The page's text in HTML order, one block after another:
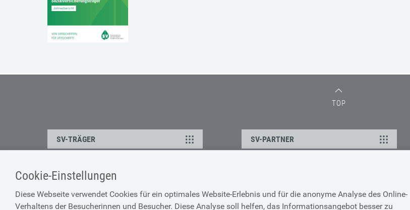
Cookie-Einstellungen
Diese Webseite verwendet Cookies für ein optimales Website-Erlebnis und für die anonyme Analyse des Online-
Verhaltens der Besucherinnen und Besucher. Diese Analyse soll helfen, das Informationsangebot besser zu
TOP
SV-TRÄGER SV-PARTNER
ÜBER UNS
Kontakt
Barrierefreiheitserklärung
Cookie-Erklärung